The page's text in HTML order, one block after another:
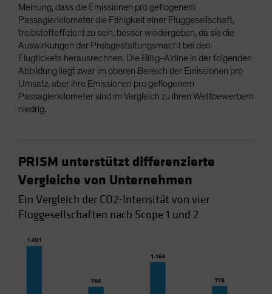
Meinung, dass die Emissionen pro geflogenem
Passagierkilometer die Fähigkeit einer Fluggesellschaft,
treibstoffeffizient zu sein, besser wiedergeben, da sie die
Auswirkungen der Preisgestaltungsmacht bei den
Flugtickets herausrechnen. Die Billig-Airline in der folgenden
Abbildung liegt zwar im oberen Bereich der Emissionen pro
Umsatz, aber ihre Emissionen pro geflogenem
Passagierkilometer sind im Vergleich zu ihren Wettbewerbern
niedrig.
PRISM unterstützt differenzierte
Vergleiche von Unternehmen
Ein Vergleich der CO2-Intensität von vier
Fluggesellschaften nach Scope 1 und 2